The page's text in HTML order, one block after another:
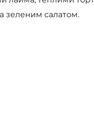
зеленим салатом.